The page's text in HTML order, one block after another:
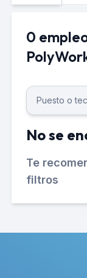
0
No se
Te
filtros